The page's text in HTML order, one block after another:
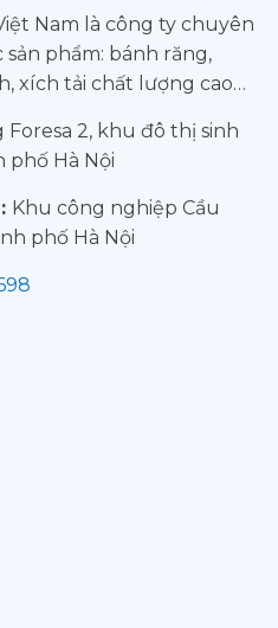
Nam là công ty chuyên
phẩm: bánh răng,
xích tải chất lượng cao…
Foresa 2, khu đô thị sinh
phố Hà Nội
Khu công nghiệp Cầu
phố Hà Nội